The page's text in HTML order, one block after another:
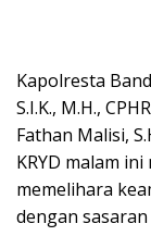
Kapolresta
S.I.K., M.H.,
Fathan Malisi,
KRYD malam
memelihara
dengan